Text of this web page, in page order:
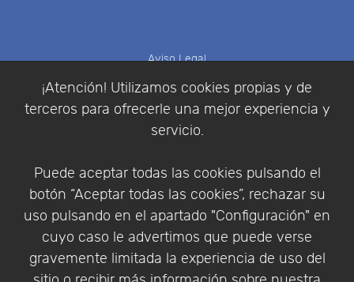
¡Atención! Utilizamos cookies propias y de
terceros para ofrecerle una mejor experiencia y
servicio.
Puede aceptar todas las cookies pulsando el
botón “Aceptar todas las cookies”, rechazar su
uso pulsando en el apartado "Configuración" en
cuyo caso le advertimos que puede verse
gravemente limitada la experiencia de uso del
Aviso Legal
Política de Privacidad
Condiciones de compra
Identificarse
Empresa|Aviso Legal| Política de Privacidad |
Política de Cookies